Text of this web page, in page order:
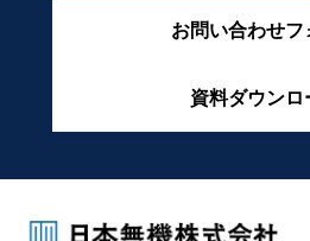
お問い合わせフ
資料ダウンロ